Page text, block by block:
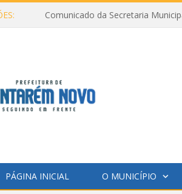
Comunicado da Secretaria
PÁGINA INICIAL O MUNICÍPIO